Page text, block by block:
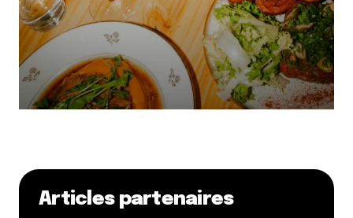
Articles partenaires